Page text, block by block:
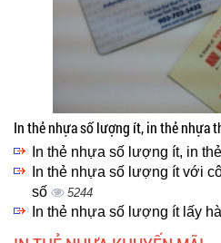
In thẻ nhựa số lượng ít, in thẻ nhựa
In thẻ nhựa số lượng ít, in
In thẻ nhựa số lượng ít với
số
5244
In thẻ nhựa số lượng ít lấy